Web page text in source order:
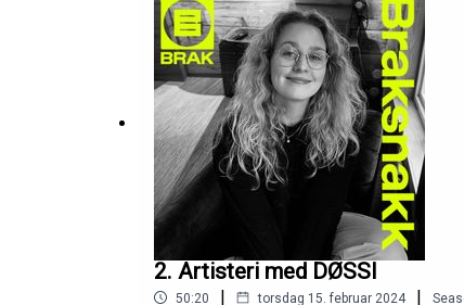
2. Artisteri med DØSSI
50:20 | torsdag 15. februar 2024 |